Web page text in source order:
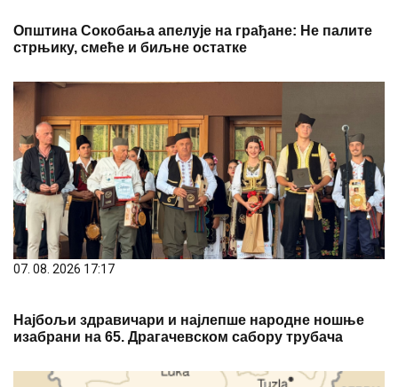
Општина Сокобања апелује на грађане: Не палите
стрњику, смеће и биљне остатке
07. 08. 2026 17:17
Најбољи здравичари и најлепше народне ношње
изабрани на 65. Драгачевском сабору трубача